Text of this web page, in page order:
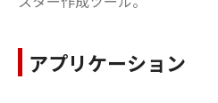
アプリケーション